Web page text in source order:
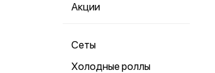
Акции
Сеты
Холодные роллы